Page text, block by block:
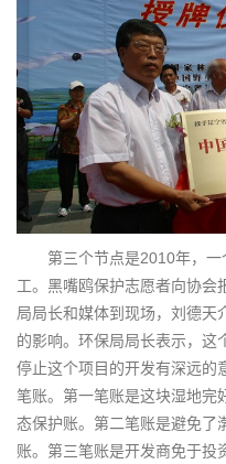
第三个节点是2010年，一
工。黑嘴鸥保护志愿者向协会
局局长和媒体到现场，刘德天
的影响。环保局局长表示，这
停止这个项目的开发有深远的
笔账。第一笔账是这块湿地完
态保护账。第二笔账是避免了
账。第三笔账是开发商免于投